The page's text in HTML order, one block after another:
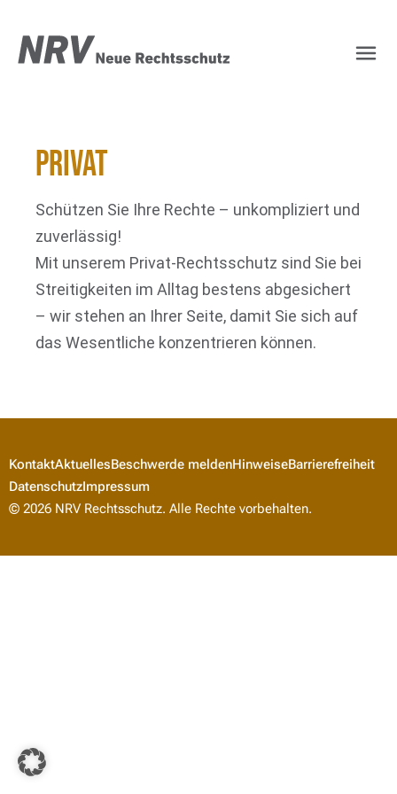
NRV Rechtsschutz –
Privat
Schützen Sie Ihre Rechte – unkompliziert und
zuverlässig!
Mit unserem Privat-Rechtsschutz sind Sie bei
Streitigkeiten im Alltag bestens abgesichert
– wir stehen an Ihrer Seite, damit Sie sich auf
das Wesentliche konzentrieren können.
KontaktAktuellesBeschwerde meldenHinweiseBarrierefreiheit
DatenschutzImpressum
© 2026 NRV Rechtsschutz. Alle Rechte vorbehalten.